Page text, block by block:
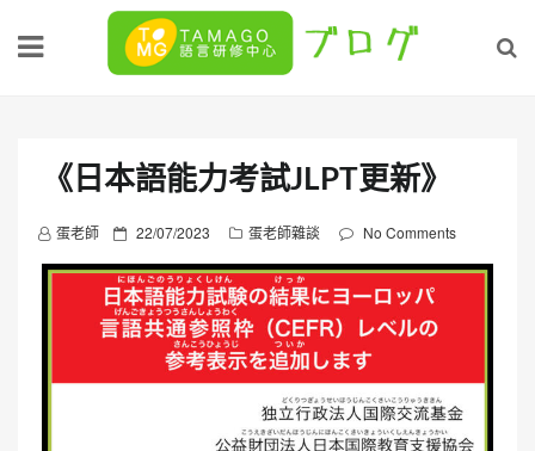
《日本語能力考試JLPT更新》
蛋老師
P
o
s
t
e
22/07/2023 蛋老師雜談 No Comments